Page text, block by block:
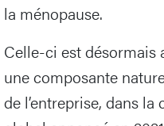
la ménopause.
Celle-ci est désormais
une composante
de l’entreprise, dans